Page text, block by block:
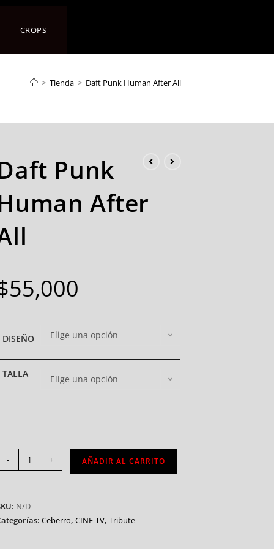
CROPS
> Tienda > Daft Punk Human After All
Punk
After
55,000
DISEÑO Elige una opción
TALLA Elige una opción
- + AÑADIR AL CARRITO
N/D
Ceberro,CINE-TV,Tribute